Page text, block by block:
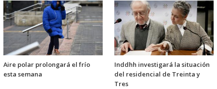
Aire polar prolongará el frío
esta semana
Inddhh investigará la situación
del residencial de Treinta y
Tres